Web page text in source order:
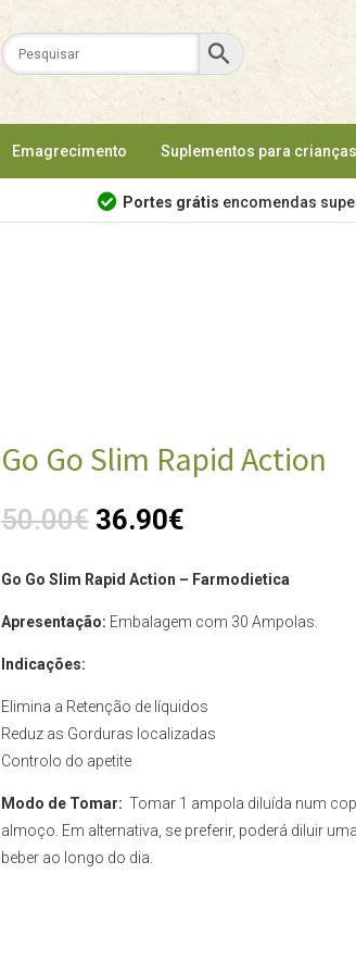
Emagrecimento Suplementos para crianças
Portes grátis encomendas
Go Go Slim Rapid Action
50.00€ 36.90€
Go Go Slim Rapid Action – Farmodietica
Apresentação: Embalagem com 30 Ampolas.
Indicações:
Elimina a Retenção de líquidos
Reduz as Gorduras localizadas
Controlo do apetite
Modo de Tomar: Tomar 1 ampola diluída num
almoço. Em alternativa, se preferir, poderá diluir
beber ao longo do dia.